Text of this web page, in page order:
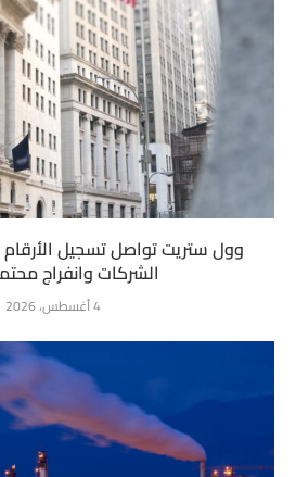
وول ستريت تواصل تسجيل الأرقام
الشركات وانفراج
4 أغسطس، 2026